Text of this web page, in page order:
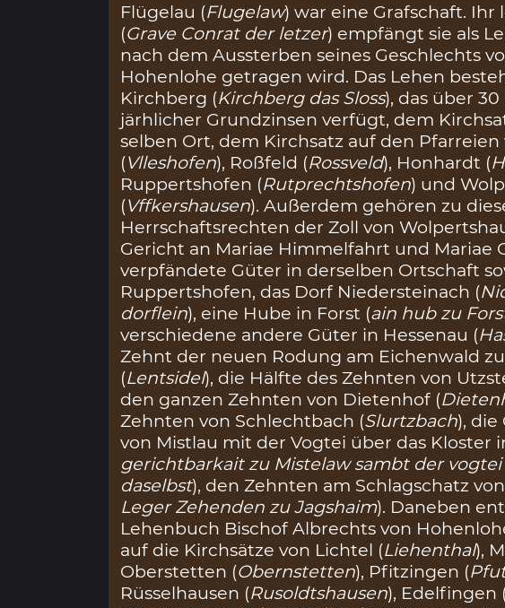
Flügelau (Flugelaw) war eine Grafschaft. Ihr
(Grave Conrat der letzer) empfängt sie als
nach dem Aussterben seines Geschlechts
Hohenlohe getragen wird. Das Lehen
Kirchberg (Kirchberg das Sloss), das über
järhlicher Grundzinsen verfügt, dem
selben Ort, dem Kirchsatz auf den Pfarreien
(Vlleshofen), Roßfeld (Rossveld), Honhardt (
Ruppertshofen (Rutprechtshofen) und
(Vffkershausen). Außerdem gehören zu
Herrschaftsrechten der Zoll von
Gericht an Mariae Himmelfahrt und Mariae
verpfändete Güter in derselben Ortschaft
Ruppertshofen, das Dorf Niedersteinach (
dorflein), eine Hube in Forst (ain hub zu
verschiedene andere Güter in Hessenau (
Zehnt der neuen Rodung am Eichenwald
(Lentsidel), die Hälfte des Zehnten von
den ganzen Zehnten von Dietenhof (
Zehnten von Schlechtbach (Slurtzbach),
von Mistlau mit der Vogtei über das Kloster
gerichtbarkait zu Mistelaw sambt der vogtei
daselbst), den Zehnten am Schlagschatz
Leger Zehenden zu Jagshaim). Daneben
Lehenbuch Bischof Albrechts von
auf die Kirchsätze von Lichtel (Liehenthal),
Oberstetten (Obernstetten), Pfitzingen (
Rüsselhausen (Rusoldtshausen), Edelfingen